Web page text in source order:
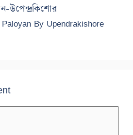
উপেন্দ্রকিশোর
By Upendrakishore